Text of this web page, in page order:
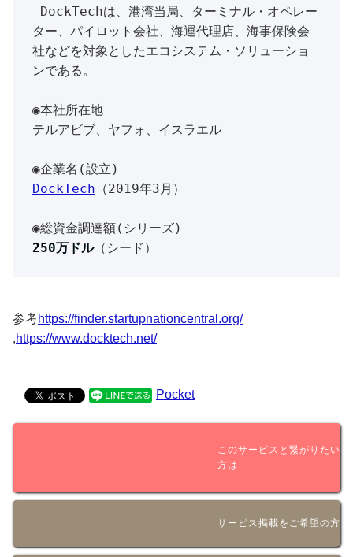
ター、パイロット会社、海運代理店、海事保険会
社などを対象としたエコシステム・ソリューショ
ンである。
◉本社所在地
テルアビブ、ヤフォ、イスラエル
DockTech （2019年3月）
250万ドル（シード）
参考https://finder.startupnationcentral.org/
,https://www.docktech.net/
Pocket
このサービスと繋がりたい
方は
サービス掲載をご希望の方